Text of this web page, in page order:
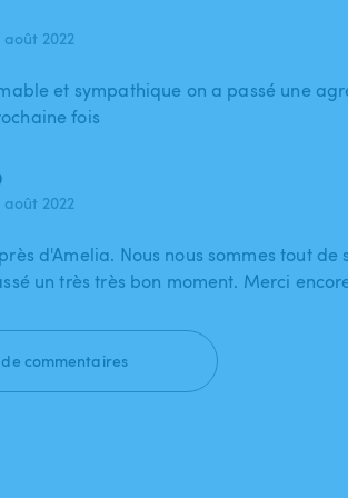
août 2022
et sympathique on a passé une
fois
août 2022
d'Amelia. Nous nous sommes tout de
un très très bon moment. Merci
commentaires